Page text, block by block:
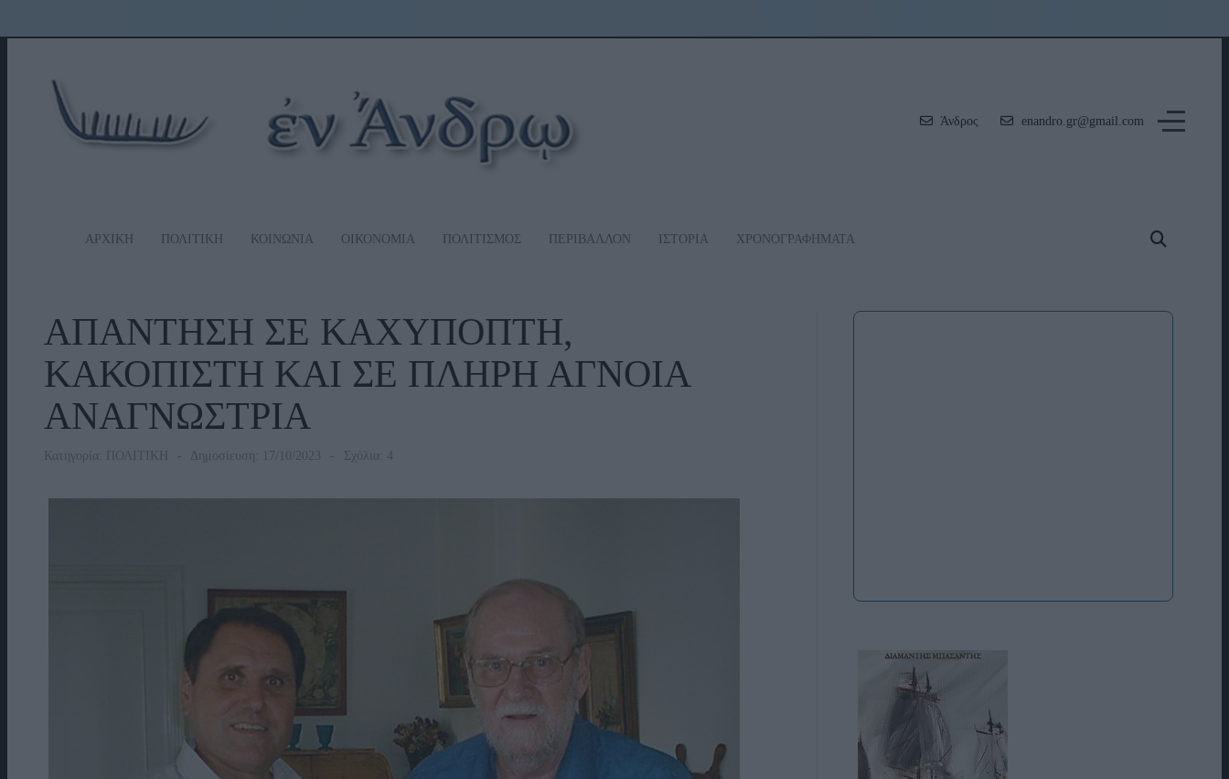
Άνδρος enandro.gr@gmail.com
ΑΡΧΙΚΗ ΠΟΛΙΤΙΚΗ ΚΟΙΝΩΝΙΑ ΟΙΚΟΝΟΜΙΑ ΠΟΛΙΤΙΣΜΟΣ ΠΕΡΙΒΑΛΛΟΝ ΙΣΤΟΡΙΑ ΧΡΟΝΟΓΡΑΦΗΜΑΤΑ
ΑΠΑΝΤΗΣΗ ΣΕ ΚΑΧΥΠΟΠΤΗ,
ΚΑΚΟΠΙΣΤΗ ΚΑΙ ΣΕ ΠΛΗΡΗ ΑΓΝΟΙΑ
ΑΝΑΓΝΩΣΤΡΙΑ
Κατηγορία: ΠΟΛΙΤΙΚΗ Δημοσίευση: 17/10/2023 Σχόλια: 4